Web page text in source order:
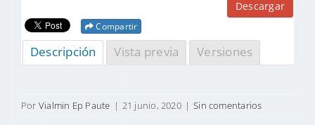
Descargar
Compartir
Descripción Vista previa Versiones
Por Vialmin Ep Paute | 21 junio, 2020 | Sin comentarios